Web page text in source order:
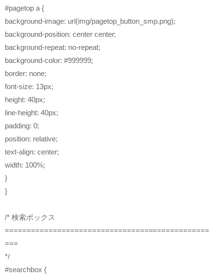
#pagetop a {
background-image: url(img/pagetop_button_smp.png);
background-position: center center;
background-repeat: no-repeat;
background-color: #999999;
border: none;
font-size: 13px;
height: 40px;
line-height: 40px;
padding: 0;
position: relative;
text-align: center;
width: 100%;
}
}
/* 検索ボックス
===============================================
===
*/
#searchbox {